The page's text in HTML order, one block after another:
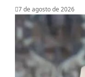
7 de agosto de 2026